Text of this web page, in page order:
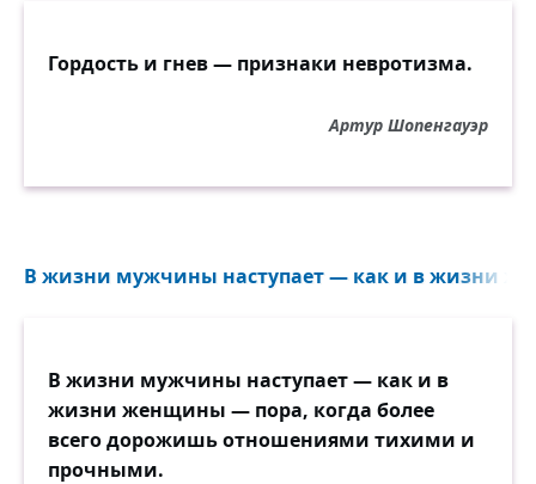
Гордость и гнев — признаки невротизма.
Артур Шопенгауэр
В жизни мужчины наступает — как и в жизни
В жизни мужчины наступает — как и в
жизни женщины — пора, когда более
всего дорожишь отношениями тихими и
прочными.